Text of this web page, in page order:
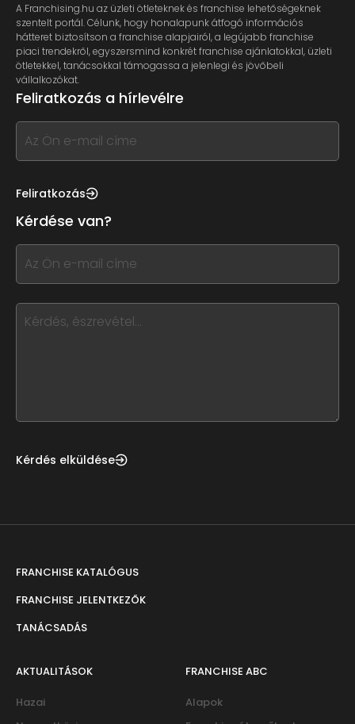
A Franchising.hu az üzleti ötleteknek és franchise lehetőségeknek
szentelt portál. Célunk, hogy honalapunk átfogó információs
hátteret biztosítson a franchise alapjairól, a legújabb franchise
piaci trendekről, egyszersmind konkrét franchise ajánlatokkal, üzleti
ötletekkel, tanácsokkal támogassa a jelenlegi és jövőbeli
vállalkozókat.
Feliratkozás a hírlevélre
If
you
this,
this
form
field
blank
Feliratkozás
Kérdése van?
If
you
this,
Kérdés elküldése
FRANCHISE KATALÓGUS
FRANCHISE JELENTKEZŐK
TANÁCSADÁS
AKTUALITÁSOK
Hazai
FRANCHISE ABC
Alapok